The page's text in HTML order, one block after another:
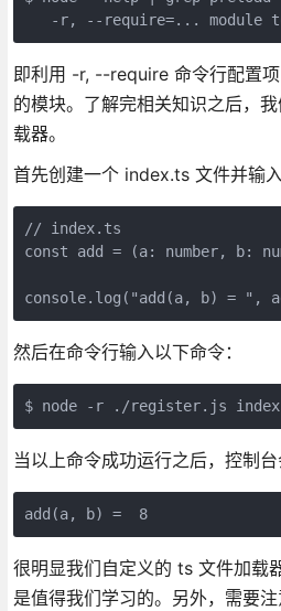
-r, --require=... module
即利用 -r, --require 命令行配置
的模块。了解完相关知识之后，
载器。
首先创建一个 index.ts 文件并输入
// index.ts
const add = (a: number, b:
console.log("add(a, b) = ",
然后在命令行输入以下命令：
$ node -r ./register.js
当以上命令成功运行之后，控制台
add(a, b) =  8
很明显我们自定义的 ts 文件加载
是值得我们学习的。另外，需要